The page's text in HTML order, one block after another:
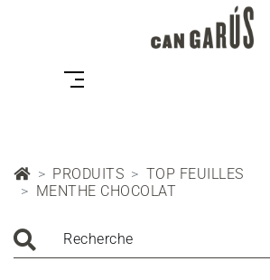
PRODUITS
TOP FEUILLES
MENTHE CHOCOLAT
Recherche